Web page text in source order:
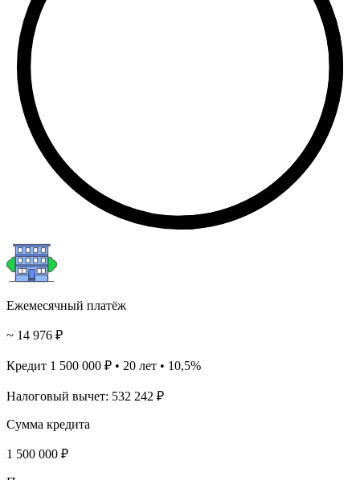
Ежемесячный платёж
~ 14 976 ₽
Кредит 1 500 000 ₽ • 20 лет • 10,5%
Налоговый вычет: 532 242 ₽
Сумма кредита
1 500 000 ₽